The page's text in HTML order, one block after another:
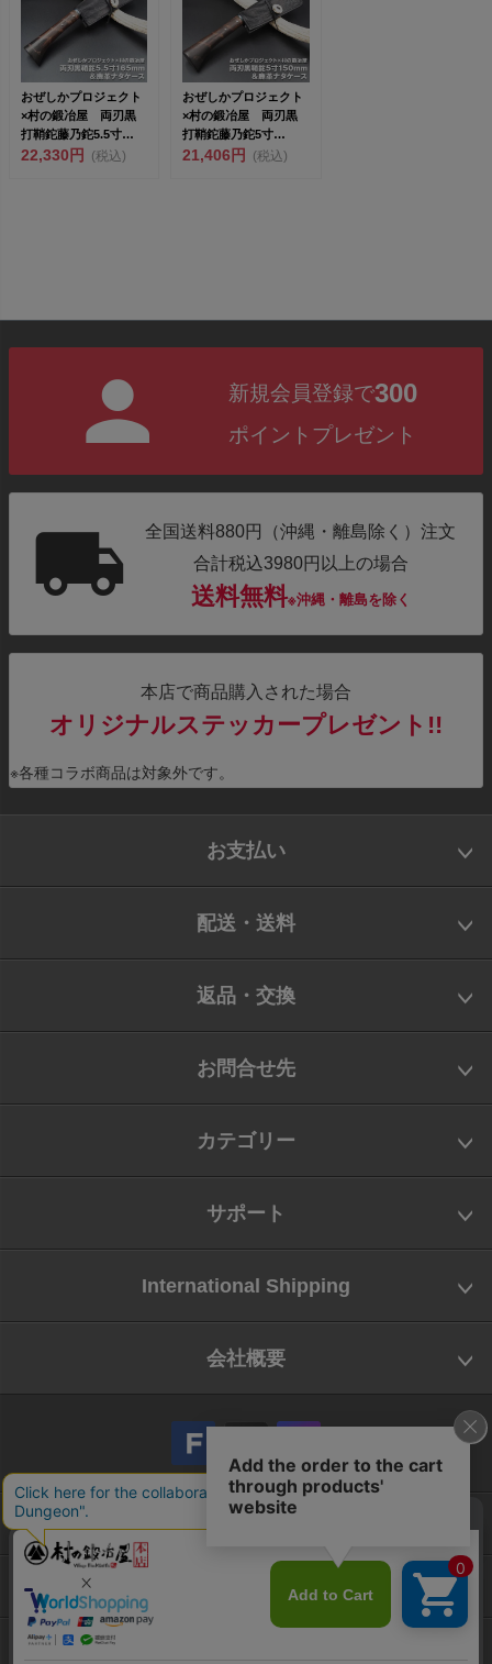
おぜしかプロジェクト
×村の鍛冶屋 両刃黒
打鞘鉈藤乃鉈5.5寸
165mm＆鹿革ナタケ
22,330円 (税込)
おぜしかプロジェクト
×村の鍛冶屋 両刃黒
打鞘鉈藤乃鉈5寸
150mm＆鹿革ナタケー
21,406円 (税込)
新規会員登録で300
ポイントプレゼント
全国送料880円（沖縄・離島除く）注文
合計税込3980円以上の場合
送料無料※沖縄・離島を除く
本店で商品購入された場合
オリジナルステッカープレゼント!!
※各種コラボ商品は対象外です。
お支払い
配送・送料
返品・交換
お問合せ先
カテゴリー
サポート
International Shipping
会社概要
会社概要
お問い合わせ
特定商取引法に基づく表示